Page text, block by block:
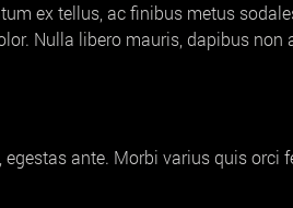
ex tellus, ac finibus metus
Nulla libero mauris, dapibus non
ante. Morbi varius quis orci